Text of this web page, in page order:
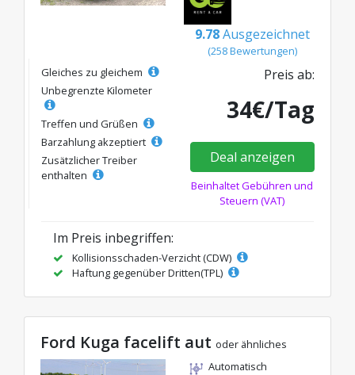
9.78 Ausgezeichnet
(258 Bewertungen)
Gleiches zu gleichem
Unbegrenzte Kilometer
Treffen und Grüßen
Barzahlung akzeptiert
Zusätzlicher Treiber
enthalten
Preis ab:
34€/Tag
Deal anzeigen
Beinhaltet Gebühren und
Steuern (VAT)
Im Preis inbegriffen:
Kollisionsschaden-Verzicht (CDW)
Haftung gegenüber Dritten(TPL)
Ford Kuga facelift aut oder ähnliches
Automatisch